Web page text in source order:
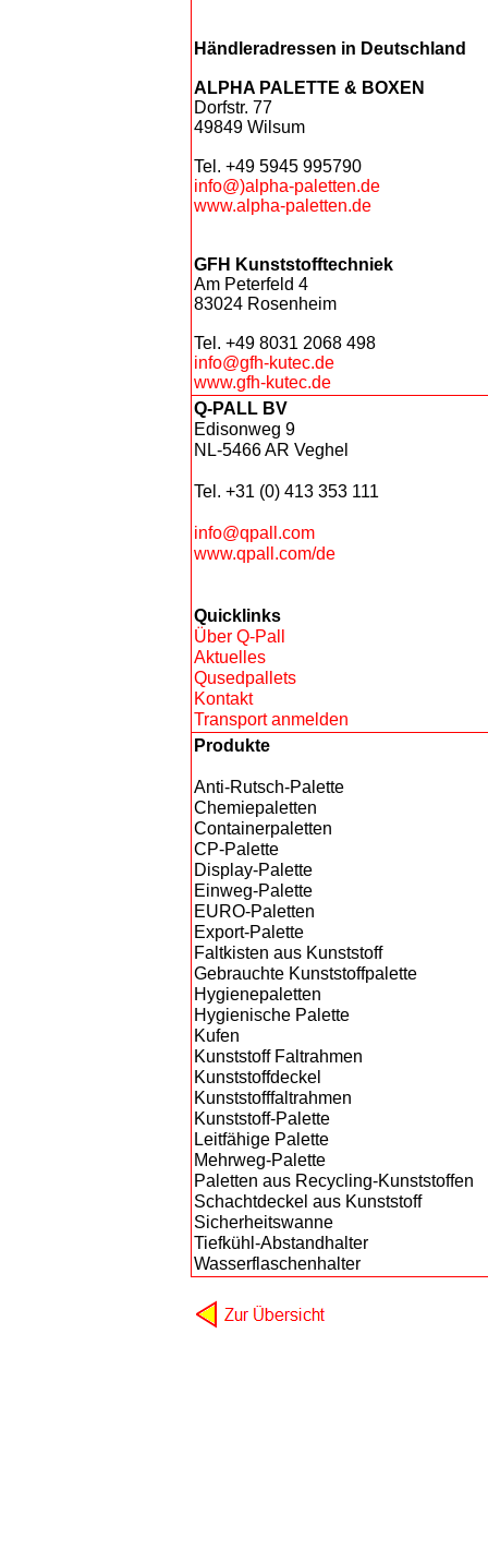
Händleradressen in Deutschland
ALPHA PALETTE & BOXEN
Dorfstr. 77
49849 Wilsum
Tel. +49 5945 995790
info@)alpha-paletten.de
www.alpha-paletten.de
GFH Kunststofftechniek
Am Peterfeld 4
83024 Rosenheim
Tel. +49 8031 2068 498
info@gfh-kutec.de
www.gfh-kutec.de
Q-PALL BV
Edisonweg 9
NL-5466 AR Veghel
Tel. +31 (0) 413 353 111
info@qpall.com
www.qpall.com/de
Quicklinks
Über Q-Pall
Aktuelles
Qusedpallets
Kontakt
Transport anmelden
Produkte
Anti-Rutsch-Palette
Chemiepaletten
Containerpaletten
CP-Palette
Display-Palette
Einweg-Palette
EURO-Paletten
Export-Palette
Faltkisten aus Kunststoff
Gebrauchte Kunststoffpalette
Hygienepaletten
Hygienische Palette
Kufen
Kunststoff Faltrahmen
Kunststoffdeckel
Kunststofffaltrahmen
Kunststoff-Palette
Leitfähige Palette
Mehrweg-Palette
Paletten aus Recycling-Kunststoffen
Schachtdeckel aus Kunststoff
Sicherheitswanne
Tiefkühl-Abstandhalter
Wasserflaschenhalter